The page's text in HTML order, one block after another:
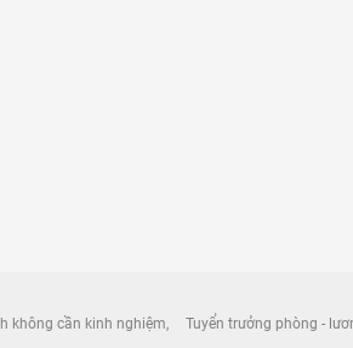
không cần kinh nghiệm Tuyển trưởng phòng -